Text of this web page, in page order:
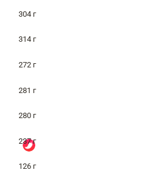
304 г
314 г
272 г
281 г
280 г
237 г
126 г